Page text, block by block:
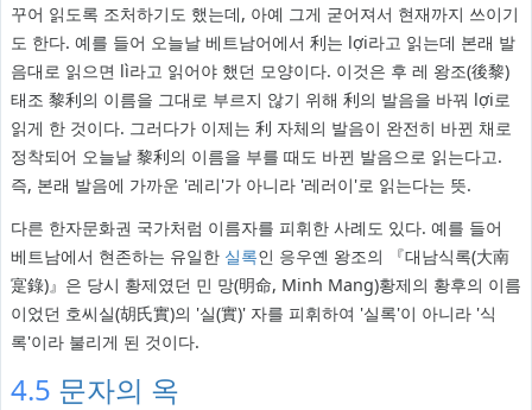
꾸어 읽도록 조처하기도 했는데, 아예 그게 굳어져서 현재까지 쓰이기
도 한다. 예를 들어 오늘날 베트남어에서 利는 lợi라고 읽는데 본래 발
음대로 읽으면 lì라고 읽어야 했던 모양이다. 이것은 후 레 왕조(後黎)
태조 黎利의 이름을 그대로 부르지 않기 위해 利의 발음을 바꿔 lợi로
읽게 한 것이다. 그러다가 이제는 利 자체의 발음이 완전히 바뀐 채로
정착되어 오늘날 黎利의 이름을 부를 때도 바뀐 발음으로 읽는다고.
즉, 본래 발음에 가까운 '레리'가 아니라 '레러이'로 읽는다는 뜻.
다른 한자문화권 국가처럼 이름자를 피휘한 사례도 있다. 예를 들어
베트남에서 현존하는 유일한 실록인 응우옌 왕조의 『대남식록(大南
寔錄)』은 당시 황제였던 민 망(明命, Minh Mang)황제의 황후의 이름
이었던 호씨실(胡氏實)의 '실(實)' 자를 피휘하여 '실록'이 아니라 '식
록'이라 불리게 된 것이다.
4.5 문자의 옥